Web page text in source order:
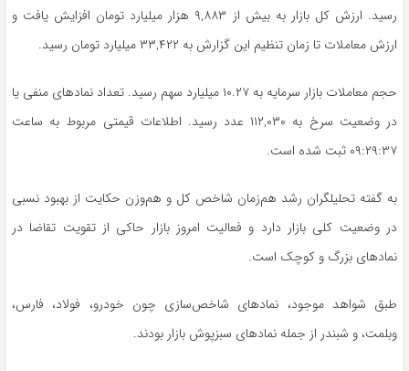
رسید. ارزش کل بازار به بیش از ۹,۸۸۳ هزار میلیارد تومان افزایش یافت و
ارزش معاملات تا زمان تنظیم این گزارش به ۳۳,۴۲۲ میلیارد تومان رسید.
حجم معاملات بازار سرمایه به ۱۰.۲۷ میلیارد سهم رسید. تعداد نمادهای منفی یا
در وضعیت سرخ به ۱۱۲,۰۳۰ عدد رسید. اطلاعات قیمتی مربوط به ساعت
۰۹:۲۹:۳۷ ثبت شده است.
به گفته تحلیلگران رشد هم‌زمان شاخص کل و هم‌وزن حکایت از بهبود نسبی
در وضعیت کلی بازار دارد و فعالیت امروز بازار حاکی از تقویت تقاضا در
نمادهای بزرگ و کوچک است.
طبق شواهد موجود، نمادهای شاخص‌سازی چون خودرو، فولاد، فارس،
وبلمت، و شبندر از جمله نمادهای سبزپوش بازار بودند.